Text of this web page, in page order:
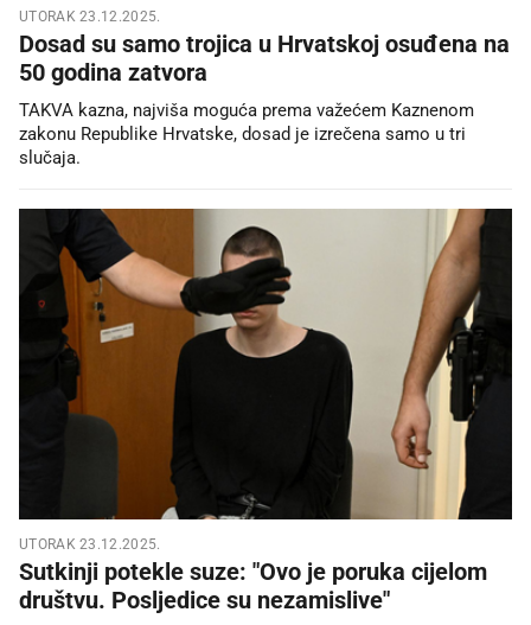
UTORAK 23.12.2025.
Dosad su samo trojica u Hrvatskoj osuđena na
50 godina zatvora
TAKVA kazna, najviša moguća prema važećem Kaznenom
zakonu Republike Hrvatske, dosad je izrečena samo u tri
slučaja.
UTORAK 23.12.2025.
Sutkinji potekle suze: "Ovo je poruka cijelom
društvu. Posljedice su nezamislive"